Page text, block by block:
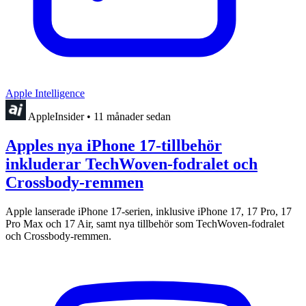
Apple Intelligence
AppleInsider • 11 månader sedan
Apples nya iPhone 17-tillbehör
inkluderar TechWoven-fodralet och
Crossbody-remmen
Apple lanserade iPhone 17-serien, inklusive iPhone 17, 17 Pro, 17
Pro Max och 17 Air, samt nya tillbehör som TechWoven-fodralet
och Crossbody-remmen.